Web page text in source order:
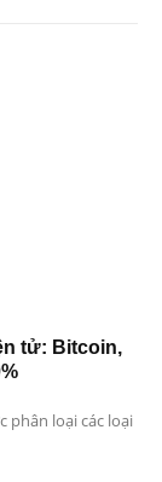
tử: Bitcoin,
phân loại các loại